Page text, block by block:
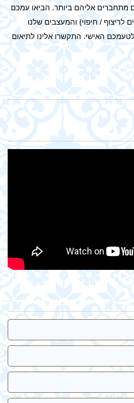
מתחברים אליהם ביותר. הביאו עמכם
לריצוף / חיפוי) והמעצבים שלנו
האישי. התקשרו אלינו לתיאום